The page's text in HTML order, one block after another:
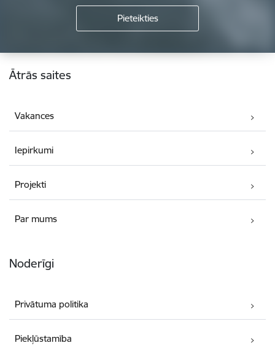
Kājene
Ātrās saites
Vakances
Iepirkumi
Projekti
Par mums
Noderīgi
Privātuma politika
Piekļūstamība